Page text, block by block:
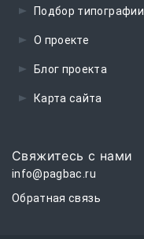
Подбор типографии
О проекте
Блог проекта
Карта сайта
Свяжитесь с нами
info@pagbac.ru
Обратная связь